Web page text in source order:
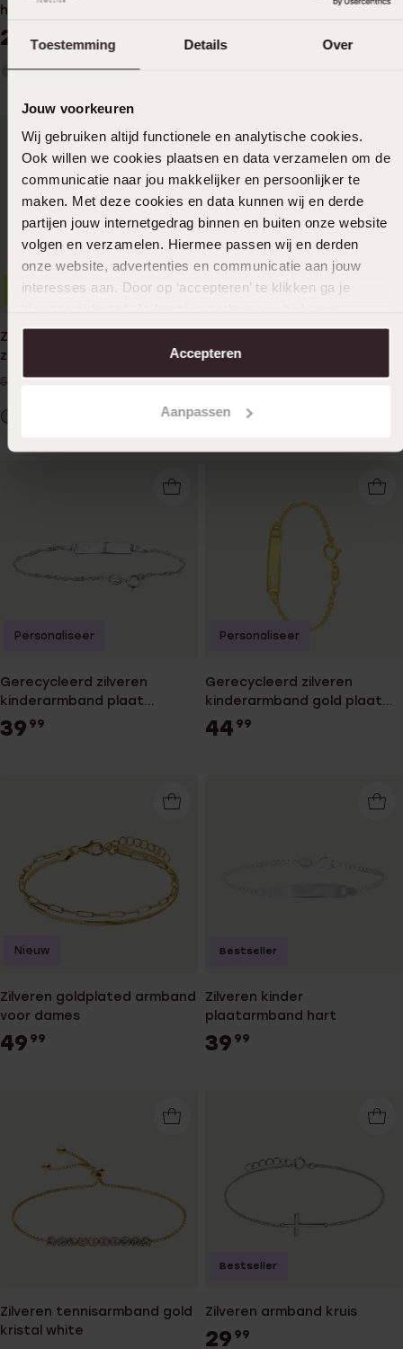
Toestemming Details Over
Jouw voorkeuren
Wij gebruiken altijd functionele en analytische cookies.
Ook willen we cookies plaatsen en data verzamelen om de
communicatie naar jou makkelijker en persoonlijker te
maken. Met deze cookies en data kunnen wij en derde
partijen jouw internetgedrag binnen en buiten onze website
volgen en verzamelen. Hiermee passen wij en derden
onze website, advertenties en communicatie aan jouw
interesses aan. Door op ‘accepteren’ te klikken ga je
aanpassen. Lees er meer over in onscookiebeleid.
Accepteren
Aanpassen
hartschakel
29
armband goldplated hart
69.99
Zilveren armband
zoetwaterparel
59.993999
-33%
59.9949
-17% Personaliseer
Gerecycleerd zilveren
kinderarmband plaat
singapore
39 99
Personaliseer
Gerecycleerd zilveren
kinderarmband gold plaat
singapore hart
44 99
Personaliseer
Zilveren goldplated armband
voor dames
49 99
Nieuw
Zilveren kinder
plaatarmband hart
39 99
Bestseller
Zilveren tennisarmband gold
kristal white
Zilveren armband kruis
29 99
Bestseller